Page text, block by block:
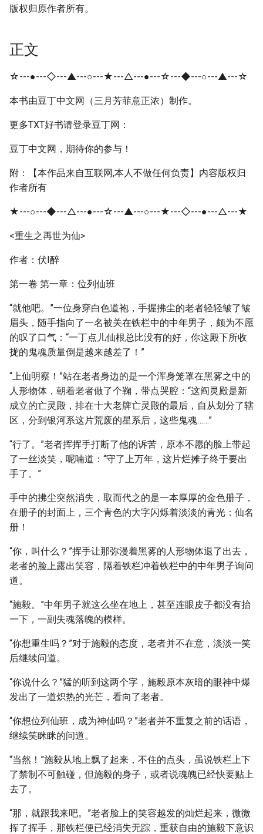
版权归原作者所有。
正文
☆---●---◇---▲---○---★---△---●---☆---◆---○---▲---☆
本书由豆丁中文网（三月芳菲意正浓）制作。
更多TXT好书请登录豆丁网：
豆丁中文网，期待你的参与！
附：【本作品来自互联网,本人不做任何负责】内容版权归
作者所有
★---○---◆---△---●---☆---▲---○---★---◇---●---△---★
<重生之再世为仙>
作者：伏I醉
第一卷 第一章：位列仙班
“就他吧。”一位身穿白色道袍，手握拂尘的老者轻轻皱了皱
眉头，随手指向了一名被关在铁栏中的中年男子，颇为不愿
的叹了口气：“一丁点儿仙根总比没有的好，你这殿下所收
拢的鬼魂质量倒是越来越差了！”
“上仙明察！”站在老者身边的是一个浑身笼罩在黑雾之中的
人形物体，朝着老者做了个鞠，带点哭腔：“这阎灵殿是新
成立的亡灵殿，排在十大老牌亡灵殿的最后，自从划分了辖
区，分到银河系这片荒废的星系后，这些鬼魂……”
“行了。”老者挥挥手打断了他的诉苦，原本不愿的脸上带起
了一丝淡笑，呢喃道：“守了上万年，这片烂摊子终于要出
手了。”
手中的拂尘突然消失，取而代之的是一本厚厚的金色册子，
在册子的封面上，三个青色的大字闪烁着淡淡的青光：仙名
册！
“你，叫什么？”挥手让那弥漫着黑雾的人形物体退了出去，
老者的脸上露出笑容，隔着铁栏冲着铁栏中的中年男子询问
道。
“施毅。”中年男子就这么坐在地上，甚至连眼皮子都没有抬
一下，一副失魂落魄的模样。
“你想重生吗？”对于施毅的态度，老者并不在意，淡淡一笑
后继续问道。
“你说什么？”猛的听到这两个字，施毅原本灰暗的眼神中爆
发出了一道炽热的光芒，看向了老者。
“你想位列仙班，成为神仙吗？”老者并不重复之前的话语，
继续笑眯眯的问道。
“当然！”施毅从地上飘了起来，不住的点头，虽说铁栏上下
了禁制不可触碰，但施毅的身子，或者说魂魄已经快要贴上
去了。
“那，就跟我来吧。”老者脸上的笑容越发的灿烂起来，微微
挥了挥手，那铁栏便已经消失无踪，重获自由的施毅下意识